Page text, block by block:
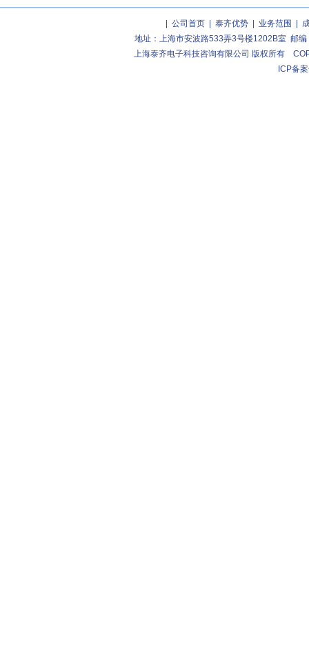
|公司首页 |泰齐优势 |业务范围
地址：上海市安波路533弄3号楼1202B室 邮
上海泰齐电子科技咨询有限公司 版权所有
ICP备